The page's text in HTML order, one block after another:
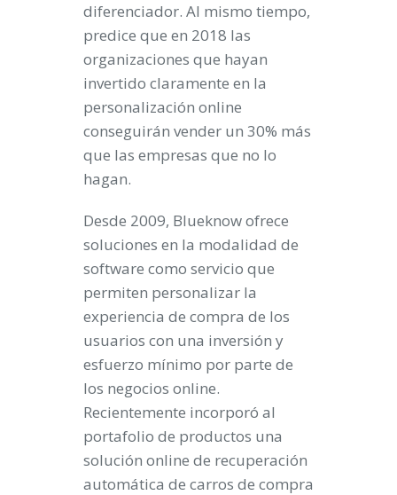
diferenciador. Al mismo tiempo,
predice que en 2018 las
organizaciones que hayan
invertido claramente en la
personalización online
conseguirán vender un 30% más
que las empresas que no lo
hagan.
Desde 2009, Blueknow ofrece
soluciones en la modalidad de
software como servicio que
permiten personalizar la
experiencia de compra de los
usuarios con una inversión y
esfuerzo mínimo por parte de
los negocios online.
Recientemente incorporó al
portafolio de productos una
solución online de recuperación
automática de carros de compra